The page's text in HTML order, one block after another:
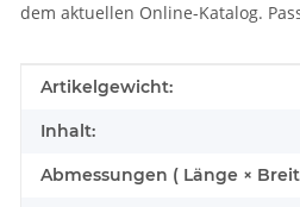
dem aktuellen Online-Katalog.
Produkteigenschaft
Wert
Artikelgewicht:
Inhalt:
Abmessungen ( Länge ×